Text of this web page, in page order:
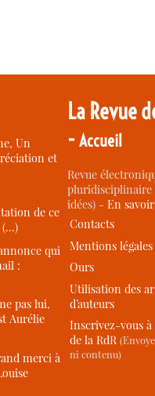
Un
et
de ce
(…)
qui
:
pas lui,
Aurélie
merci à
La Revue
-Accueil
Revue
idées) -En
Contacts
Mentions légales
Ours
Utilisation des
d’auteurs
Inscrivez-vous
de la RdR
ni contenu)